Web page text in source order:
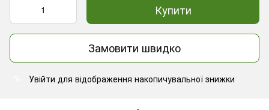
Купити
Замовити швидко
Увійти для відображення накопичувальної знижки